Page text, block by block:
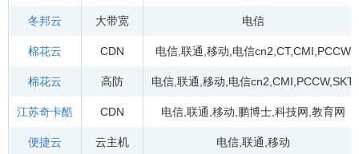
冬邦云 大带宽 电信
棉花云 CDN 电信, 联通 移动 电信cn2 CT,CMI PCCW
棉花云 高防 电信 联通 移动 电信cn2 CMI PCCW,SKT
江苏奇卡酷 CDN 电信, 联通 移动 鹏博士, 科技网 教育网
便捷云 云主机 电信, 联通 移动